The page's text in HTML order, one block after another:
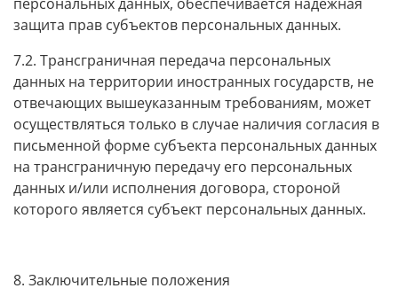
защита прав субъектов персональных данных.
7.2. Трансграничная передача персональных
данных на территории иностранных государств, не
отвечающих вышеуказанным требованиям, может
осуществляться только в случае наличия согласия в
письменной форме субъекта персональных данных
на трансграничную передачу его персональных
данных и/или исполнения договора, стороной
которого является субъект персональных данных.
8. Заключительные положения